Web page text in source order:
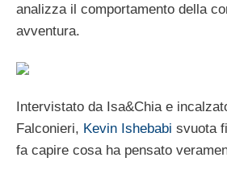
analizza il comportamento della
avventura.
Intervistato da Isa&Chia e
Falconieri, Kevin Ishebabi svuota
fa capire cosa ha pensato